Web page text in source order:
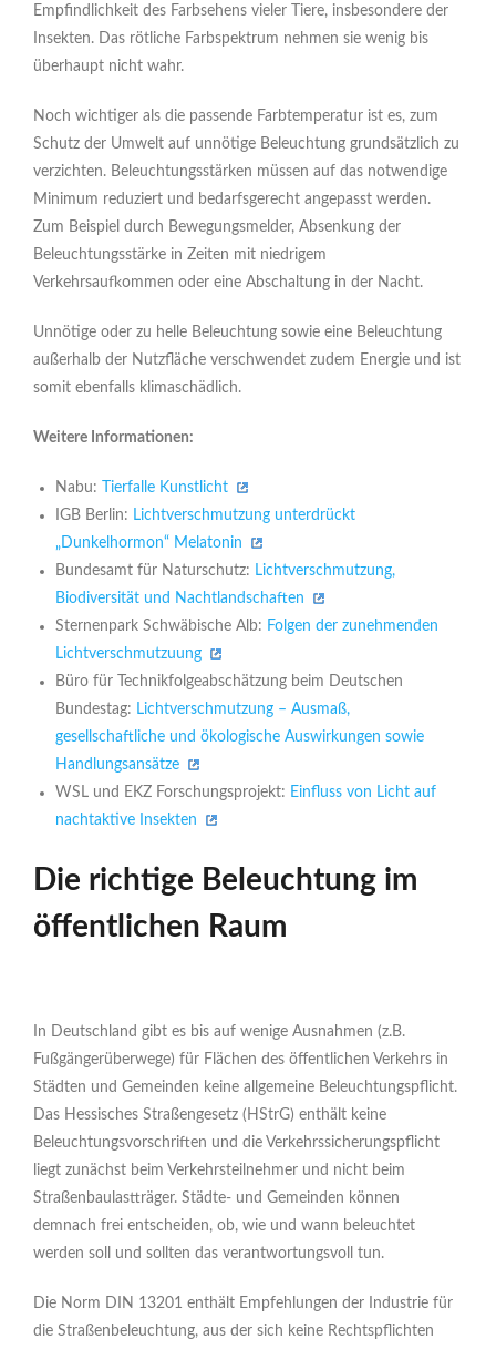
Empfindlichkeit des Farbsehens vieler Tiere, insbesondere der
Insekten. Das rötliche Farbspektrum nehmen sie wenig bis
überhaupt nicht wahr.
Noch wichtiger als die passende Farbtemperatur ist es, zum
Schutz der Umwelt auf unnötige Beleuchtung grundsätzlich zu
verzichten. Beleuchtungsstärken müssen auf das notwendige
Minimum reduziert und bedarfsgerecht angepasst werden.
Zum Beispiel durch Bewegungsmelder, Absenkung der
Beleuchtungsstärke in Zeiten mit niedrigem
Verkehrsaufkommen oder eine Abschaltung in der Nacht.
Unnötige oder zu helle Beleuchtung sowie eine Beleuchtung
außerhalb der Nutzfläche verschwendet zudem Energie und ist
somit ebenfalls klimaschädlich.
Weitere Informationen:
Nabu:
Tierfalle Kunstlicht
IGB Berlin: Lichtverschmutzung unterdrückt
„Dunkelhormon“ Melatonin
Bundesamt für Naturschutz: Lichtverschmutzung,
Biodiversität und Nachtlandschaften
Sternenpark Schwäbische Alb: Folgen der zunehmenden
Lichtverschmutzuung
Büro für Technikfolgeabschätzung beim Deutschen
Bundestag: Lichtverschmutzung – Ausmaß,
gesellschaftliche und ökologische Auswirkungen sowie
Handlungsansätze
WSL und EKZ Forschungsprojekt: Einfluss von Licht auf
nachtaktive Insekten
Die richtige Beleuchtung im
öffentlichen Raum
In Deutschland gibt es bis auf wenige Ausnahmen (z.B.
Fußgängerüberwege) für Flächen des öffentlichen Verkehrs in
Städten und Gemeinden keine allgemeine Beleuchtungspflicht.
Das Hessisches Straßengesetz (HStrG) enthält keine
Beleuchtungsvorschriften und die Verkehrssicherungspflicht
liegt zunächst beim Verkehrsteilnehmer und nicht beim
Straßenbaulastträger. Städte- und Gemeinden können
demnach frei entscheiden, ob, wie und wann beleuchtet
werden soll und sollten das verantwortungsvoll tun.
Die Norm DIN 13201 enthält Empfehlungen der Industrie für
die Straßenbeleuchtung, aus der sich keine Rechtspflichten